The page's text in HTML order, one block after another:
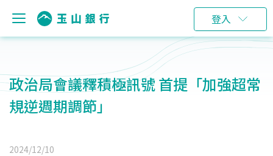
登入
政治局會議釋積極訊號 首提「加強超常
規逆週期調節」
2024/12/10